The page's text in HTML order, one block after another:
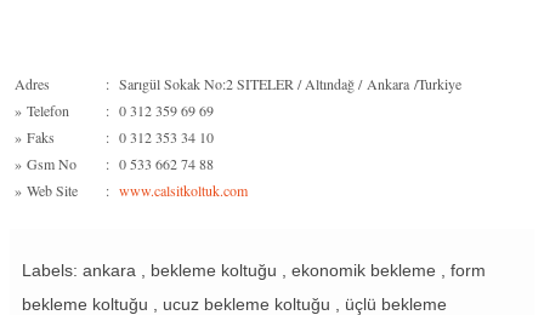
Adres : Sarıgül Sokak No:2 SITELER / Altındağ / Ankara /Turkiye
» Telefon : 0 312 359 69 69
» Faks : 0 312 353 34 10
» Gsm No : 0 533 662 74 88
» Web Site : www.calsitkoltuk.com
Labels: ankara , bekleme koltuğu , ekonomik bekleme , form
bekleme koltuğu , ucuz bekleme koltuğu , üçlü bekleme